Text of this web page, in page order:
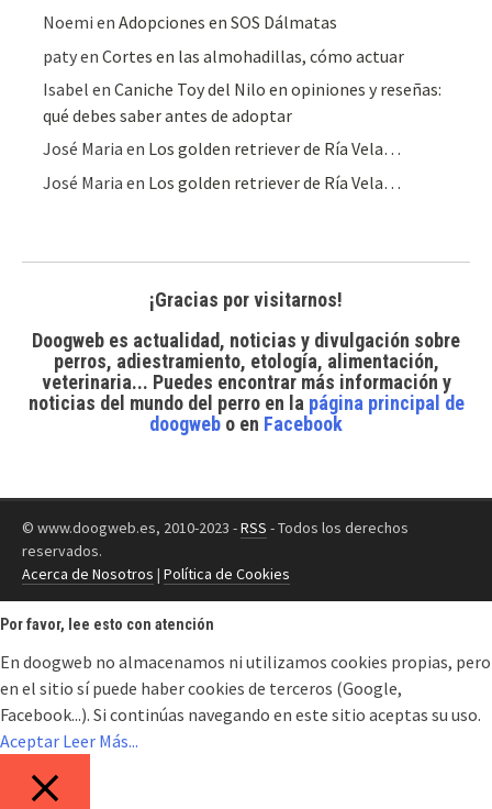
Noemi enAdopciones en SOS Dálmatas
patyenCortes en las almohadillas, cómo actuar
Isabel enCaniche Toy del Nilo en opiniones y reseñas:
qué debes saber antes de adoptar
José Maria en Los golden retriever de Ría Vela…
José Maria en Los golden retriever de Ría Vela…
¡Gracias por visitarnos!
Doogweb es actualidad, noticias y divulgación sobre
perros, adiestramiento, etología, alimentación,
veterinaria... Puedes encontrar más información y
noticias del mundo del perroen la página principal de
doogweb o en Facebook
© www.doogweb.es, 2010-2023 -RSS - Todos los derechos
reservados.
Acerca de Nosotros | Política de Cookies
Por favor, lee esto con atención
En doogweb no almacenamos ni utilizamos cookies propias, pero
en el sitio sí puede haber cookies de terceros (Google,
Facebook...). Si continúas navegando en este sitio aceptas su uso.
Aceptar Leer Más...